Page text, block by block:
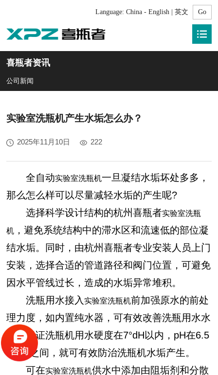
Language: China - English | 英文
喜瓶者资讯
公司新闻
实验室洗瓶机产生水垢怎么办？
2025年11月10日 222
全自动实验室洗瓶机一旦凝结水垢坏处多多，
那么怎么样可以尽量减轻水垢的产生呢?
选择科学设计结构的杭州喜瓶者实验室洗瓶
机 ，避免系统结构中的滞水区和流速低的部位凝
结水垢。同时，由杭州喜瓶者专业安装人员上门
安装，选择合适的管道路径和阀门位置，可避免
因水平管线过长，造成的水垢异常堆积。
洗瓶用水接入 实验室洗瓶机前加强原水的前处
理力度，如内置纯水器，可有效改善洗瓶用水水
质，保证洗瓶机用水硬度在7°dH以内，pH在6.5
—7.5之间，就可有效防治洗瓶机水垢产生。
可在实验室洗瓶机供水中添加由阻垢剂和分散